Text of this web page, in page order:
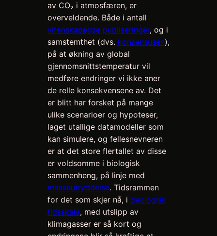
av CO₂ i atmosfæren, er
overveldende. Både i antall
vitenskapelige publiseringer, og i
samstemthet (dvs. konsensusen),
på at økning av global
gjennomsnittstemperatur vil
medføre endringer vi ikke aner
de relle konsekvensene av. Det
er blitt har forsket på mange
ulike scenarioer og hypoteser,
laget utallige datamodeller som
kan simulere, og fellesnevneren
er at det store flertallet av disse
er voldsomme i biologisk
sammenheng, på linje med
masseutryddelse. Tidsrammen
for det som skjer nå, i geologisk
tidsskala, med utslipp av
klimagasser er så kort og